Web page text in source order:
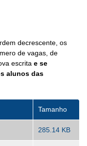
decrescente, os
de vagas, de
escrita e se
alunos das
Tamanho
285.14 KB